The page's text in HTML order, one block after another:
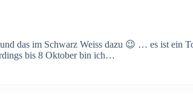
das im Schwarz Weiss dazu 😉 … es ist ein
bis 8 Oktober bin ich…